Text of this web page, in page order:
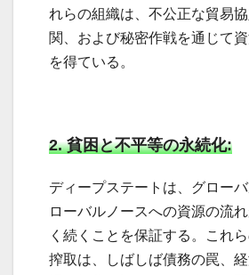
れらの組織は、不公正な貿易
関、および秘密作戦を通じて
を得ている。
2. 貧困と不平等の永続化:
ディープステートは、グロー
ローバルノースへの資源の流
く続くことを保証する。これ
搾取は、しばしば債務の罠、